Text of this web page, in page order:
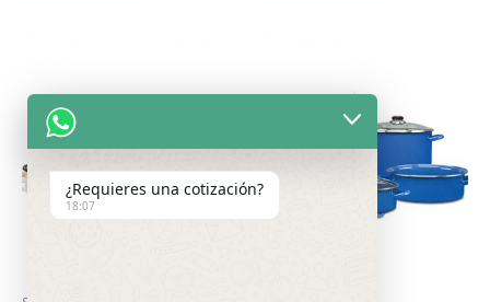
¿Requieres una cotización?
18:07